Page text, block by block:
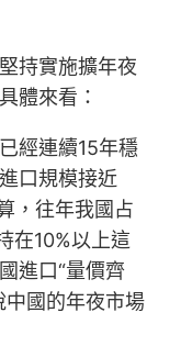
持實施擴年夜
體來看：
經連續15年穩
口規模接近
，往年我國占
在10%以上這
進口“量價齊
中國的年夜市場